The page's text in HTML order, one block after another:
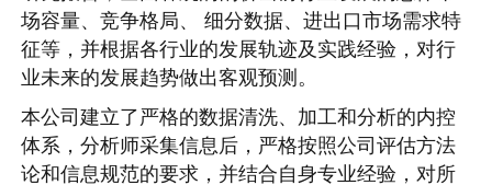
场容量、竞争格局、 细分数据、进出口市场需求特
征等，并根据各行业的发展轨迹及实践经验，对行
业未来的发展趋势做出客观预测。
本公司建立了严格的数据清洗、加工和分析的内控
体系，分析师采集信息后，严格按照公司评估方法
论和信息规范的要求，并结合自身专业经验，对所